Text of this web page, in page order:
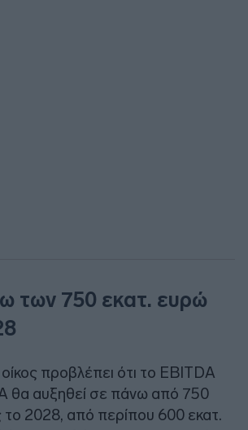
των 750 εκατ. ευρώ
προβλέπει ότι το EBITDA
θα αυξηθεί σε πάνω από 750
2028, από περίπου 600 εκατ.